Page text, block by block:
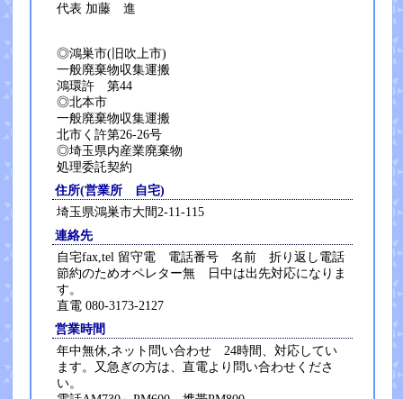
代表 加藤 進
◎鴻巣市(旧吹上市)
一般廃棄物収集運搬
鴻環許 第44
◎北本市
一般廃棄物収集運搬
北市く許第26-26号
◎埼玉県内産業廃棄物
処理委託契約
住所(営業所 自宅)
埼玉県鴻巣市大間2-11-115
連絡先
自宅fax,tel 留守電 電話番号 名前 折り返し電話
節約のためオペレター無 日中は出先対応になりま
す。
直電 080-3173-2127
営業時間
年中無休,ネット問い合わせ 24時間、対応してい
ます。又急ぎの方は、直電より問い合わせくださ
い。